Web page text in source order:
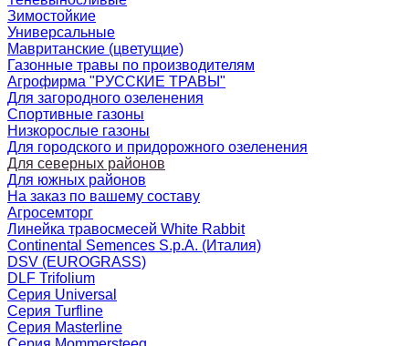
Зимостойкие
Универсальные
Мавританские (цветущие)
Газонные травы по производителям
Агрофирма "РУССКИЕ ТРАВЫ"
Для загородного озеленения
Спортивные газоны
Низкорослые газоны
Для городского и придорожного озеленения
Для северных районов
Для южных районов
На заказ по вашему составу
Агросемторг
Линейка травосмесей White Rabbit
Continental Semences S.p.A. (Италия)
DSV (EUROGRASS)
DLF Trifolium
Серия Universal
Серия Turfline
Серия Masterline